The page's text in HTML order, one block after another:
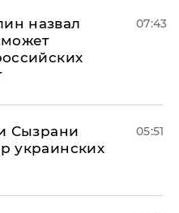
назвал
07:43
Сызрани
украинских
05:51